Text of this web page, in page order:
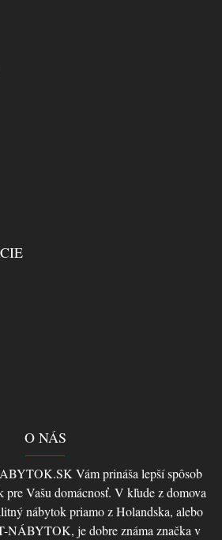
O NÁS
Vám prináša lepší spôsob
pre Vašu domácnosť. V kľude z domova
nábytok priamo z Holandska, alebo
NÁBYTOK, je dobre známa značka v